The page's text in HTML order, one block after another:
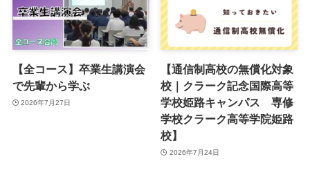
【全コース】卒業生講演会
で先輩から学ぶ
2026年7月27日
【通信制高校の無償化対象
校｜クラーク記念国際高等
学校姫路キャンパス 専修
学校クラーク高等学院姫路
校】
2026年7月24日